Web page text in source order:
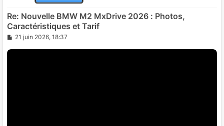
Re: Nouvelle BMW M2 MxDrive 2026 : Photos,
Caractéristiques et Tarif
M
s
21 juin 2026, 18:37